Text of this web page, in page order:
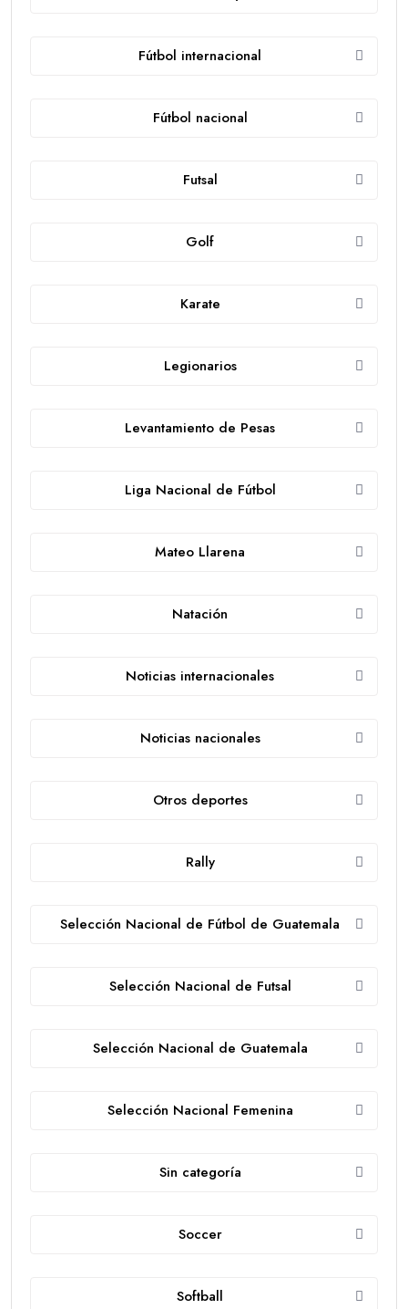
Fútbol internacional
Fútbol nacional
Futsal
Golf
Karate
Legionarios
Levantamiento de Pesas
Liga Nacional de Fútbol
Mateo Llarena
Natación
Noticias internacionales
Noticias nacionales
Otros deportes
Rally
Selección Nacional de Fútbol de Guatemala
Selección Nacional de Futsal
Selección Nacional de Guatemala
Selección Nacional Femenina
Sin categoría
Soccer
Softball